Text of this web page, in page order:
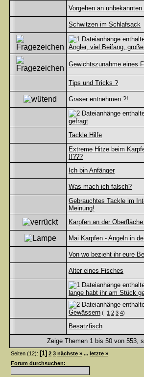
Vorgehen an
Schwitzen im Schlafsack
Angler, viel Beifang,
Gewichtszunahme eines
Tips und Tricks ?
Graser entnehmen ?!
gefragt
Tackle Hilfe
Extreme Hitze beim
!!???
Ich bin Anfänger
Was mach ich falsch?
Gebrauchtes Tackle im
Meinung!
Karpfen an der
Mai Karpfen - Angeln in
Von wo bezieht ihr eure
Alter eines Fisches
lange habt ihr am Stück
Gewässern ( 1 2 3 4)
Besatzfisch
Zeige Themen 1 bis 50 von 553,
Seiten (12): [1] 2 3 nächste » ... letzte »
Forum durchsuchen: